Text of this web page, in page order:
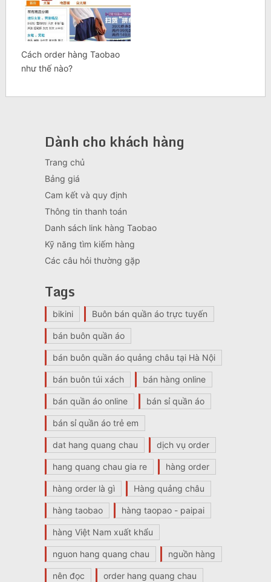
Cách order hàng Taobao
như thế nào?
Dành cho khách hàng
Trang chủ
Bảng giá
Cam kết và quy định
Thông tin thanh toán
Danh sách link hàng Taobao
Kỹ năng tìm kiếm hàng
Các câu hỏi thường gặp
Tags
bikini Buôn bán quần áo trực tuyến
bán buôn quần áo
bán buôn quần áo quảng châu tại Hà Nội
bán buôn túi xách bán hàng online
bán quần áo online bán sỉ quần áo
bán sỉ quần áo trẻ em
dat hang quang chau dịch vụ order
hang quang chau gia re hàng order
hàng order là gì Hàng quảng châu
hàng taobao hàng taopao - paipai
hàng Việt Nam xuất khẩu
nguon hang quang chau nguồn hàng
nên đọc order hang quang chau